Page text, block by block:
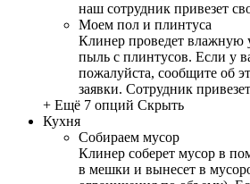
наш сотрудник привезет
Моем пол и плинтуса
Клинер проведет влажную
пыль с плинтусов. Если у
пожалуйста, сообщите об
заявки. Сотрудник
+ Ещё 7 опций Скрыть
Кухня
Собираем мусор
Клинер соберет мусор в
в мешки и вынесет в